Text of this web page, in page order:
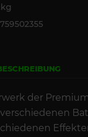
der
verschiedenen